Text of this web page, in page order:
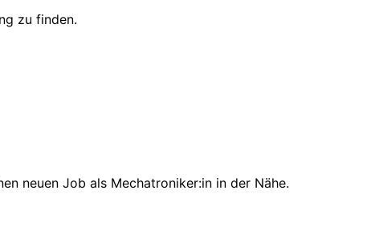
zu finden.
neuen Job als Mechatroniker:in in der Nähe.